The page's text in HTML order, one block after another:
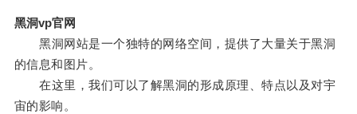
黑洞vp官网
黑洞网站是一个独特的网络空间，提供了大量关于黑洞
的信息和图片。
在这里，我们可以了解黑洞的形成原理、特点以及对宇
宙的影响。